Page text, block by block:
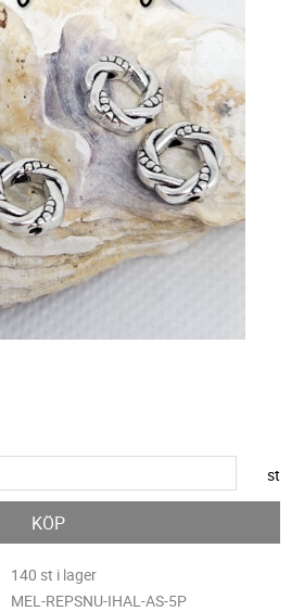
st
KÖP
140 st i lager
MEL-REPSNU-IHAL-AS-5P